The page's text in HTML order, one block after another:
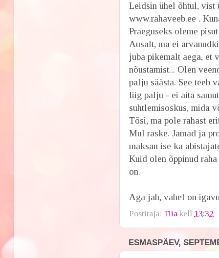
Leidsin ühel õhtul, vist
www.rahaveeb.ee .
Praeguseks oleme
Ausalt, ma ei
juba pikemalt aega, et
nõustamist... Olen
palju säästa. See teeb
liig palju - ei aita
suhtlemisoskus, mida
Tõsi, ma pole rahast
Mul raske. Jamad ja
maksan ise ka
Kuid olen õppinud
on.
Aga jah, vahel on
Postitaja: Tiia kell 13:32
ESMASPÄEV,